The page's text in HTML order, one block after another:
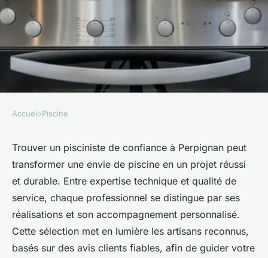
Découvrez les meilleurs
piscinistes à perpignan pour
votre projet
Marceau•10 octobre 2025•6 min de lecture
Accueil›Piscine
Trouver un pisciniste de confiance à Perpignan peut
transformer une envie de piscine en un projet réussi
et durable. Entre expertise technique et qualité de
service, chaque professionnel se distingue par ses
réalisations et son accompagnement personnalisé.
Cette sélection met en lumière les artisans reconnus,
basés sur des avis clients fiables, afin de guider votre